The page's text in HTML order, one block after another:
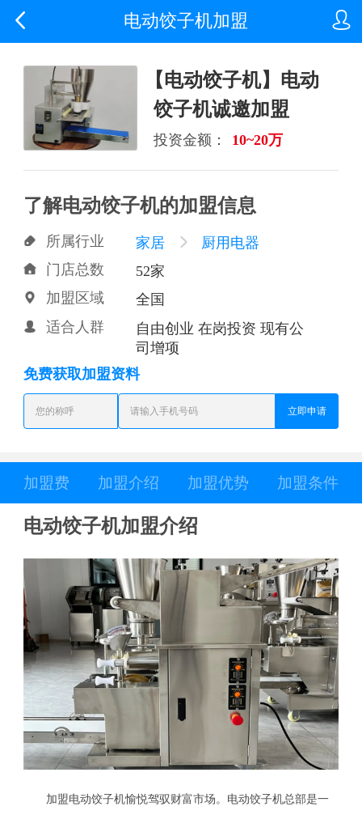

 电动饺子机加盟
【电动饺子机】电动
饺子机诚邀加盟
投资金额： 10~20万
了解电动饺子机的加盟信息
 所属行业 家居  厨用电器
 门店总数 52家
 加盟区域 全国
 适合人群
自由创业 在岗投资 现有公
司增项
免费获取加盟资料
立即申请
加盟费 加盟介绍 加盟优势 加盟条件
电动饺子机加盟介绍
加盟电动饺子机愉悦驾驭财富市场。电动饺子机总部是一